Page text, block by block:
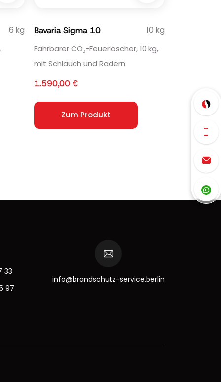
6 kg Bavaria Sigma 10 10 kg
Fahrbarer CO₂-Feuerlöscher, 10 kg,
mit Schlauch und Rädern
1.590,00 €
Zum Produkt
33
97
info@brandschutz-service.berlin